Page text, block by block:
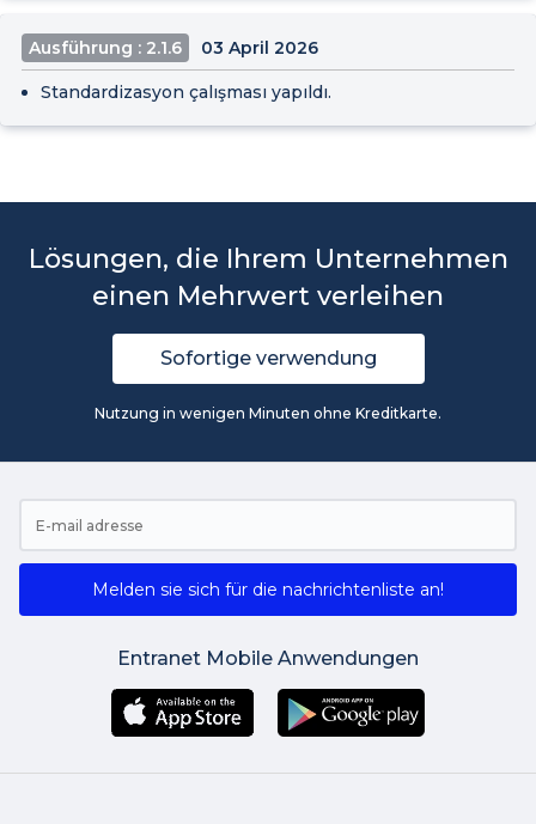
Ausführung : 2.1.6 03 April 2026
Standardizasyon çalışması yapıldı.
Lösungen, die Ihrem Unternehmen
einen Mehrwert verleihen
Sofortige verwendung
Nutzung in wenigen Minuten ohne Kreditkarte.
Melden sie sich für die nachrichtenliste an!
Entranet Mobile Anwendungen